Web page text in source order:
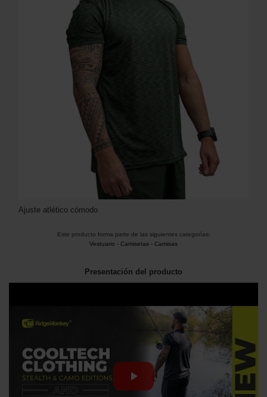
Ajuste atlético cómodo
Este producto forma parte de las siguientes categorías:
Vestuario - Camisetas - Camisas
Presentación del producto